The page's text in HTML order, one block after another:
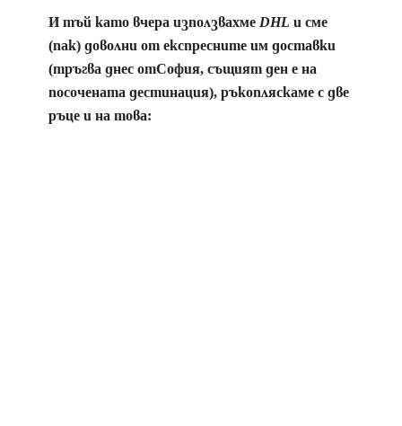
И тъй като вчера използвахмеDHL и сме
(пак) доволни от експресните им доставки
(тръгва днес отСофия, същият ден е на
посочената дестинация), ръкопляскаме с две
ръце и на това: